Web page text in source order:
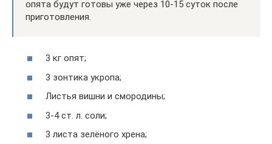
опята будут готовы уже через 10-15 суток после
приготовления.
3 кг опят;
3 зонтика укропа;
Листья вишни и смородины;
3-4 ст. л. соли;
3 листа зелёного хрена;